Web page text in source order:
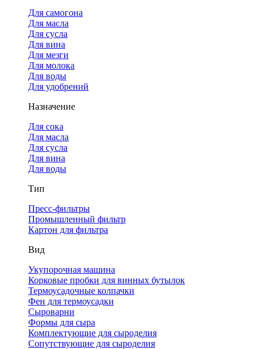
Для самогона
Для масла
Для сусла
Для вина
Для мезги
Для молока
Для воды
Для удобрений
Назначение
Для сока
Для масла
Для сусла
Для вина
Для воды
Тип
Пресс-фильтры
Промышленный фильтр
Картон для фильтра
Вид
Укупорочная машина
Корковые пробки для винных бутылок
Термоусадочные колпачки
Фен для термоусадки
Сыроварни
Формы для сыра
Комплектующие для сыроделия
Сопутствующие для сыроделия